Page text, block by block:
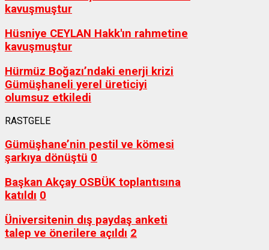
kavuşmuştur
Hüsniye CEYLAN Hakk'ın rahmetine
kavuşmuştur
Hürmüz Boğazı’ndaki enerji krizi
Gümüşhaneli yerel üreticiyi
olumsuz etkiledi
RASTGELE
Gümüşhane’nin pestil ve kömesi
şarkıya dönüştü 0
Başkan Akçay OSBÜK toplantısına
katıldı 0
Üniversitenin dış paydaş anketi
talep ve önerilere açıldı 2